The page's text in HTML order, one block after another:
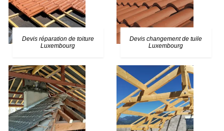
Devis réparation de toiture
Luxembourg
Devis changement de tuile
Luxembourg